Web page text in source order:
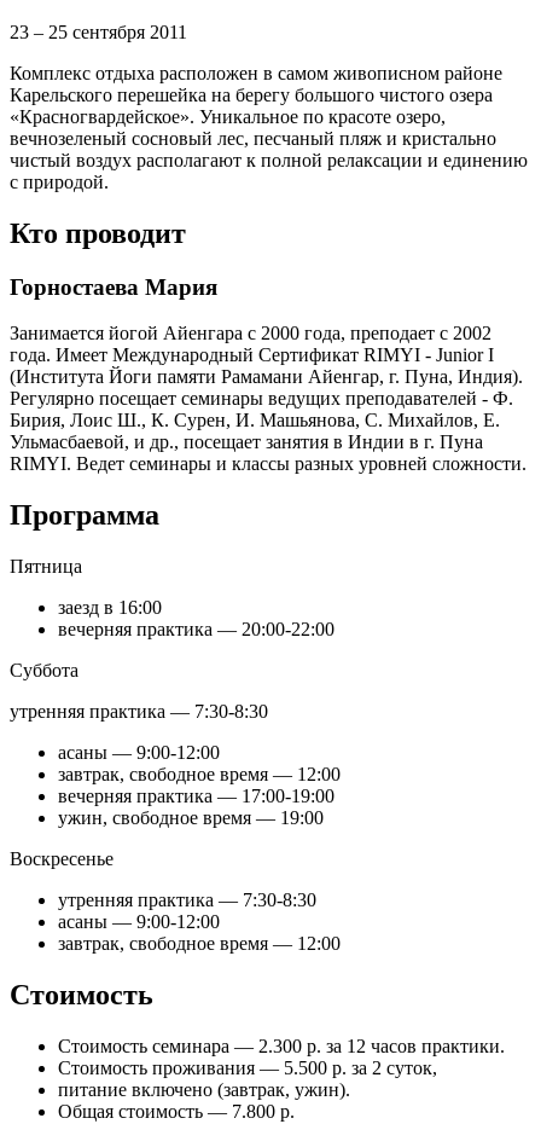
23 – 25 сентября 2011
Комплекс отдыха расположен в самом живописном районе
Карельского перешейка на берегу большого чистого озера
«Красногвардейское». Уникальное по красоте озеро,
вечнозеленый сосновый лес, песчаный пляж и кристально
чистый воздух располагают к полной релаксации и единению
с природой.
Кто проводит
Горностаева Мария
Занимается йогой Айенгара с 2000 года, преподает с 2002
года. Имеет Международный Сертификат RIMYI - Junior I
(Института Йоги памяти Рамамани Айенгар, г. Пуна, Индия).
Регулярно посещает семинары ведущих преподавателей - Ф.
Бирия, Лоис Ш., К. Сурен, И. Машьянова, С. Михайлов, Е.
Ульмасбаевой, и др., посещает занятия в Индии в г. Пуна
RIMYI. Ведет семинары и классы разных уровней сложности.
Программа
Пятница
заезд в 16:00
вечерняя практика — 20:00-22:00
Суббота
утренняя практика — 7:30-8:30
асаны — 9:00-12:00
завтрак, свободное время — 12:00
вечерняя практика — 17:00-19:00
ужин, свободное время — 19:00
Воскресенье
утренняя практика — 7:30-8:30
асаны — 9:00-12:00
завтрак, свободное время — 12:00
Стоимость
Стоимость семинара — 2.300 р. за 12 часов практики.
Стоимость проживания — 5.500 р. за 2 суток,
питание включено (завтрак, ужин).
Общая стоимость — 7.800 р.